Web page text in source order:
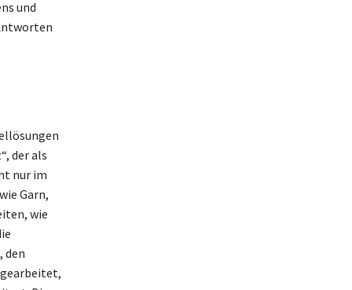
und
der als
nur im
Garn,
wie
den